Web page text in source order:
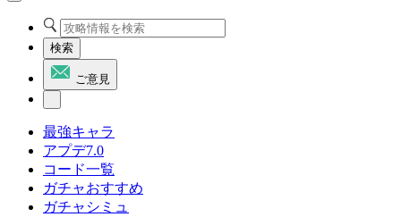
検索
ご意見
最強キャラ
アプデ7.0
コード一覧
ガチャおすすめ
ガチャシミュ